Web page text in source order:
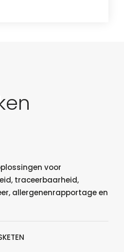
voor
traceerbaarheid,
allergenenrapportage en